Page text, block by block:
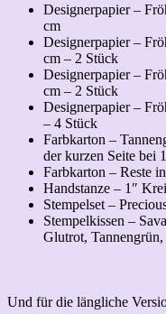
Designerpapier –
cm
Designerpapier –
cm – 2 Stück
Designerpapier –
cm – 2 Stück
Designerpapier –
– 4 Stück
Farbkarton –
der kurzen Seite bei
Farbkarton – Reste
Handstanze – 1″
Stempelset –
Stempelkissen –
Glutrot,
Und für die längliche